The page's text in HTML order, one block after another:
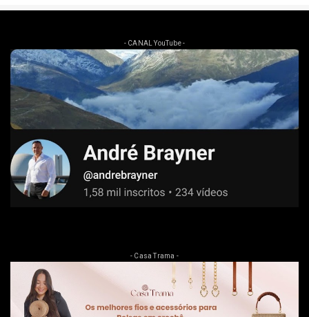
- CANAL YouTube -
- Casa Trama -